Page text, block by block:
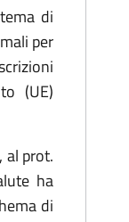
di
per
(UE)
al prot.
ha
di